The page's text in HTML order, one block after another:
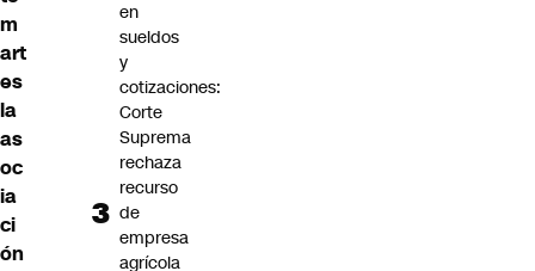
m
art
es
la
as
oc
ia
ci
ón
en
sueldos
y
cotizaciones:
Corte
Suprema
rechaza
recurso
de
empresa
agrícola